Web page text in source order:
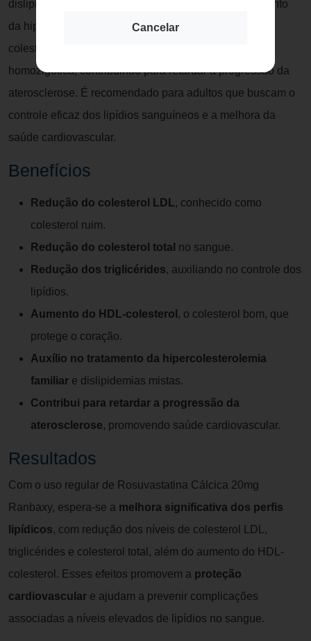
Cancelar
dislipidemia mista. Também é indicado para o tratamento
da hipertrigliceridemia isolada e para a redução do
colesterol em casos de hipercolesterolemia familiar
homozigótica, contribuindo para retardar a progressão da
aterosclerose. É recomendado para adultos que buscam o
controle eficaz dos lipídios sanguíneos e a melhora da
saúde cardiovascular.
Benefícios
Redução do colesterol LDL, conhecido como
colesterol ruim.
Redução do colesterol total no sangue.
Redução dos triglicérides, auxiliando no controle dos
lipídios.
Aumento do HDL-colesterol , o colesterol bom, que
protege o coração.
Auxílio no tratamento da hipercolesterolemia
familiar e dislipidemias mistas.
Contribui para retardar a progressão da
aterosclerose, promovendo saúde cardiovascular.
Resultados
Com o uso regular de Rosuvastatina Cálcica 20mg
Ranbaxy, espera-se a melhora significativa dos perfis
lipídicos, com redução dos níveis de colesterol LDL,
triglicérides e colesterol total, além do aumento do HDL-
colesterol. Esses efeitos promovem a proteção
cardiovascular e ajudam a prevenir complicações
associadas a níveis elevados de lipídios no sangue.